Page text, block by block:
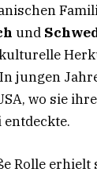
und
jungen
wo sie
entdeckte.
Rolle erhielt